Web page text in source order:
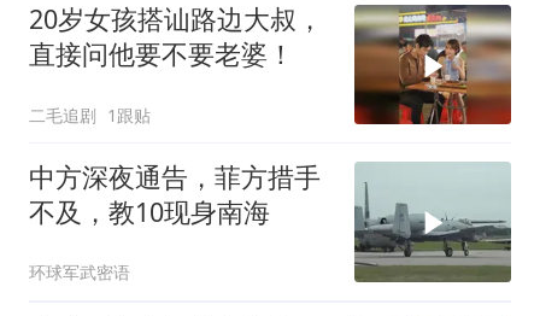
20岁女孩搭讪路边大叔，
直接问他要不要老婆！
二毛追剧 1跟贴
中方深夜通告，菲方措手
不及，教10现身南海
环球军武密语